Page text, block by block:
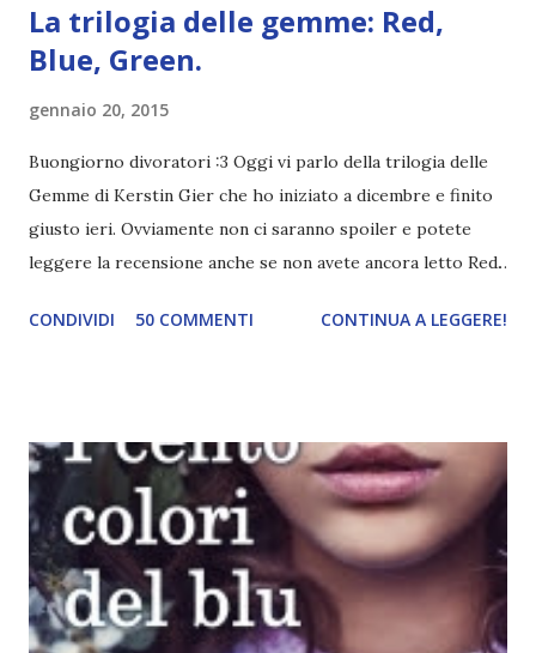
La trilogia delle gemme: Red,
Blue, Green.
gennaio 20, 2015
Buongiorno divoratori :3 Oggi vi parlo della trilogia delle
Gemme di Kerstin Gier che ho iniziato a dicembre e finito
giusto ieri. Ovviamente non ci saranno spoiler e potete
leggere la recensione anche se non avete ancora letto Red.
Green sono state delle letture molto piacevoli ma non
potete capire le mie aspettative! Innanzitutto, se la Gier o
la ce avesse deciso di pubblicare la trilogia in un unico libro,
probabilmente lo avrei apprezzato molto di più. Red è
molto introduttivo, nel senso che in trecento pagine non
succede un bel niente. E non ha nemmeno un finale ._.
finisce esattamente nel bel mezzo della storia (anzi, quale
CONDIVIDI 50 COMMENTI CONTINUA A LEGGERE!